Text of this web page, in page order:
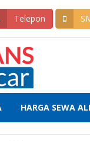
Telepon
HARGA SEWA